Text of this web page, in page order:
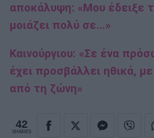
αποκάλυψη: «Μου έδειξε
μοιάζει πολύ σε...»
Καινούργιου: «Σε ένα
έχει προσβάλλει ηθικά,
από τη ζώνη»
42
SHARES